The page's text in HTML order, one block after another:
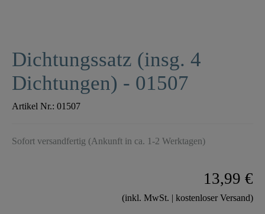
Dichtungssatz (insg. 4
Dichtungen) - 01507
Artikel Nr.: 01507
Sofort versandfertig (Ankunft in ca. 1-2 Werktagen)
13,99 €
(inkl. MwSt. | kostenloser Versand)